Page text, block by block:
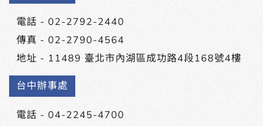
電話 - 02-2792-2440
傳真 - 02-2790-4564
地址 - 11489 臺北市內湖區成功路4段168號4樓
台中辦事處
電話 - 04-2245-4700